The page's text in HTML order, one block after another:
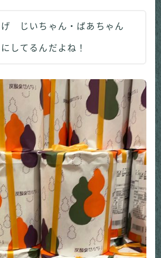
げ じいちゃん・ばあちゃん
してるんだよね！